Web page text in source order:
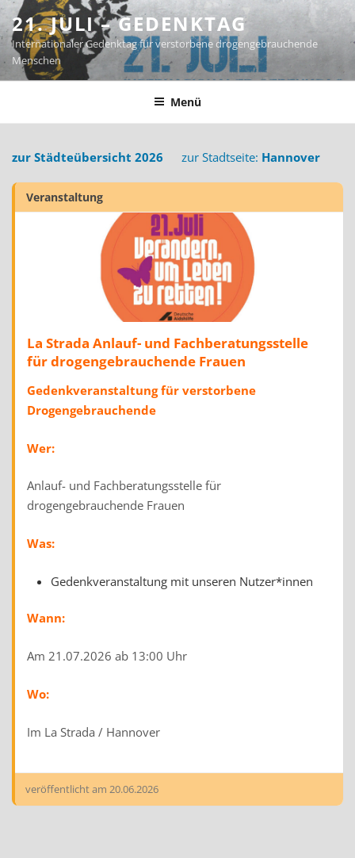
Zum
Inhalt
springen
21. JULI – GEDENKTAG
Internationaler Gedenktag für verstorbene drogengebrauchende
Menschen
Menü
zur Städteübersicht 2026 zur Stadtseite: Hannover
Veranstaltung
La Strada Anlauf- und Fachberatungsstelle
für drogengebrauchende Frauen
Gedenkveranstaltung für verstorbene
Drogengebrauchende
Wer:
Anlauf- und Fachberatungsstelle für
drogengebrauchende Frauen
Was:
Gedenkveranstaltung mit unseren Nutzer*innen
Wann:
Am 21.07.2026 ab 13:00 Uhr
Wo:
Im La Strada / Hannover
veröffentlicht am 20.06.2026